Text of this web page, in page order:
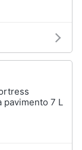
pavimento 7 L